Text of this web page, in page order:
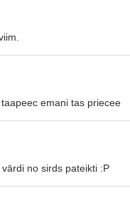
emani tas priecee
no sirds pateikti :P